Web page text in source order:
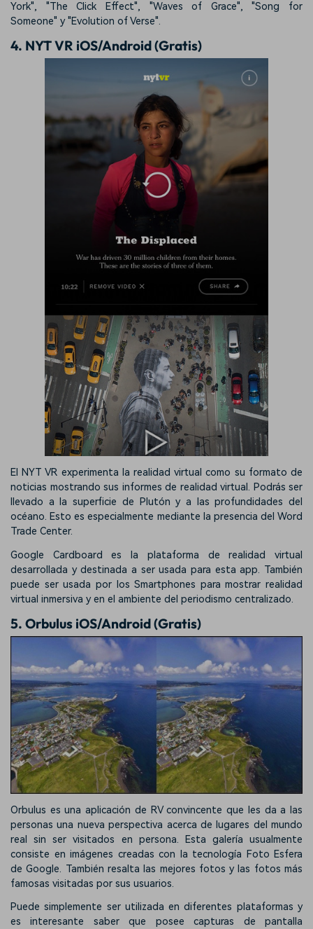
York", "The Click Effect", "Waves of Grace", "Song for
Someone" y "Evolution of Verse".
4. NYT VR iOS/Android (Gratis)
El NYT VR experimenta la realidad virtual como su formato de
noticias mostrando sus informes de realidad virtual. Podrás ser
llevado a la superficie de Plutón y a las profundidades del
océano. Esto es especialmente mediante la presencia del Word
Trade Center.
Google Cardboard es la plataforma de realidad virtual
desarrollada y destinada a ser usada para esta app. También
puede ser usada por los Smartphones para mostrar realidad
virtual inmersiva y en el ambiente del periodismo centralizado.
5. Orbulus iOS/Android (Gratis)
Orbulus es una aplicación de RV convincente que les da a las
personas una nueva perspectiva acerca de lugares del mundo
real sin ser visitados en persona. Esta galería usualmente
consiste en imágenes creadas con la tecnología Foto Esfera
de Google. También resalta las mejores fotos y las fotos más
famosas visitadas por sus usuarios.
Puede simplemente ser utilizada en diferentes plataformas y
es interesante saber que posee capturas de pantalla